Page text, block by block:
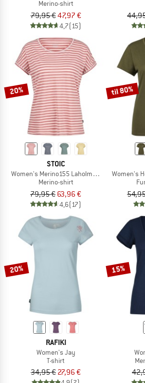
Merino-shirt
79,95 €47,97 €
4,7(15)
20%
STOIC
Women's Merino155 LaholmSt. Loose Shirt
Merino-shirt
79,95 € 63,96 €
4,6(17)
til 80%
Women's
20%
RAFIKI
Women's Jay
T-shirt
34,95 € 27,96 €
15%